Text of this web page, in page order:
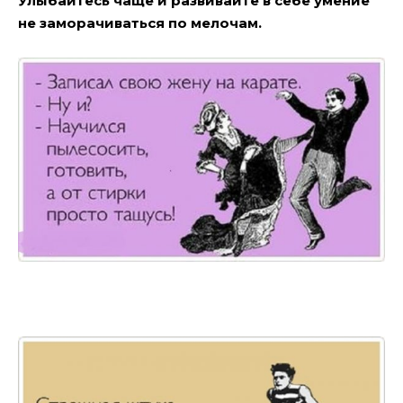
не заморачиваться по мелочам.